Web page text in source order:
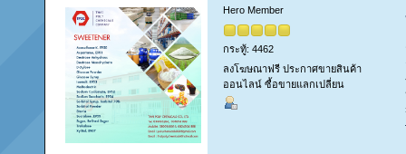
Hero Member
กระทู้: 4462
ลงโฆษณาฟรี ประกาศขายสินค้า
ออนไลน์ ซื้อขายแลกเปลี่ยน